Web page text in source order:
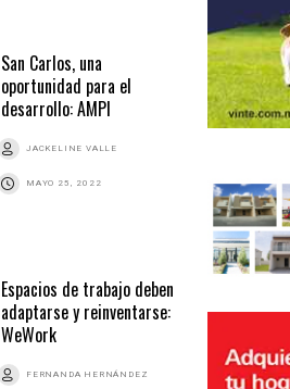
San Carlos, una
oportunidad para el
desarrollo: AMPI
JACKELINE VALLE
MAYO 25, 2022
Espacios de trabajo deben
adaptarse y reinventarse:
WeWork
FERNANDA HERNÁNDEZ